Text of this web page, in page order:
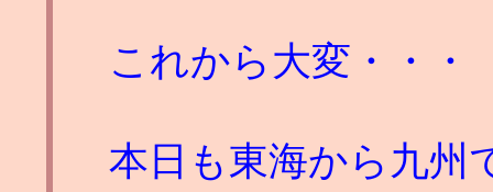
これから大変・・・
本日も東海から九